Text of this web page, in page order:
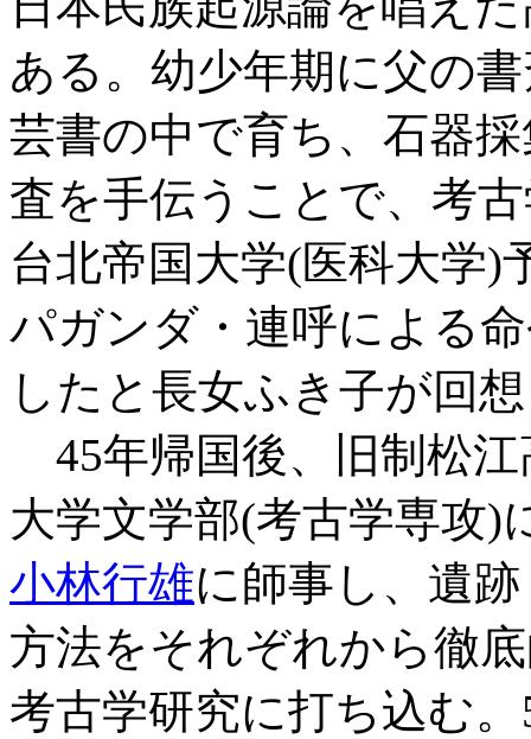
ある。幼少年期に父の
芸書の中で育ち、石器
査を手伝うことで、考
台北帝国大学(医科大学)
パガンダ・連呼による
したと長女ふき子が回
45年帰国後、旧制松江
大学文学部(考古学専攻)
小林行雄に師事し、遺
方法をそれぞれから徹
考古学研究に打ち込む